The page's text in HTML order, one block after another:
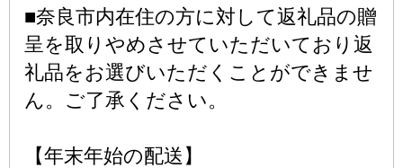
■奈良市内在住の方に対して返礼品の贈
呈を取りやめさせていただいており返
礼品をお選びいただくことができませ
ん。ご了承ください。
【年末年始の配送】